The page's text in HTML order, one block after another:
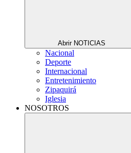
Abrir NOTICIAS
Nacional
Deporte
Internacional
Entretenimiento
Zipaquirá
Iglesia
NOSOTROS